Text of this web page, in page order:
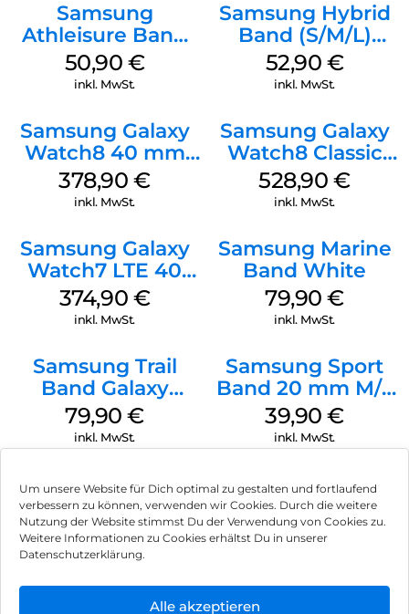
Um unsere Website für Dich optimal zu gestalten und fortlaufend
verbessern zu können, verwenden wir Cookies. Durch die weitere
Nutzung der Website stimmst Du der Verwendung von Cookies zu.
Weitere Informationen zu Cookies erhältst Du in unserer
Datenschutzerklärung.
Alle akzeptieren
Samsung
Athleisure Band
(M/L) Galaxy
Watch8/Watch8
50,90 €
inkl. MwSt.
Samsung Hybrid
Band (S/M/L)
Galaxy
Watch8/Watch8
52,90 €
inkl. MwSt.
Samsung Galaxy
Watch8 40 mm
Graphite
378,90€
inkl. MwSt.
Samsung Galaxy
Watch8 Classic
Black
528,90€
inkl. MwSt.
Samsung Galaxy
Watch7 LTE 40
mm Cream
374,90 €
inkl. MwSt.
Samsung Marine
Band White
79,90€
inkl. MwSt.
Samsung Trail
Band Galaxy
Watch Ultra
Orange
79,90€
inkl. MwSt.
Samsung Sport
Band 20 mm M/L
Galaxy Watch4
Serie Graphite
39,90€
inkl. MwSt.
Impressum